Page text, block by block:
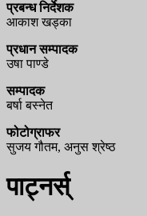
प्रबन्ध निर्देशक
आकाश खड्का
प्रधान सम्पादक
उषा पाण्डे
सम्पादक
बर्षा बस्नेत
फोटोग्राफर
सुजय गौतम, अनुस श्रेष्ठ
पाट्नर्स्